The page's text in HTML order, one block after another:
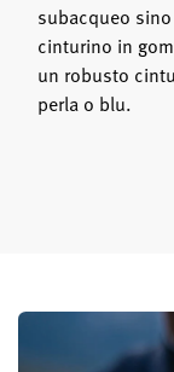
subacqueo
cinturino in
un robusto
perla o blu.